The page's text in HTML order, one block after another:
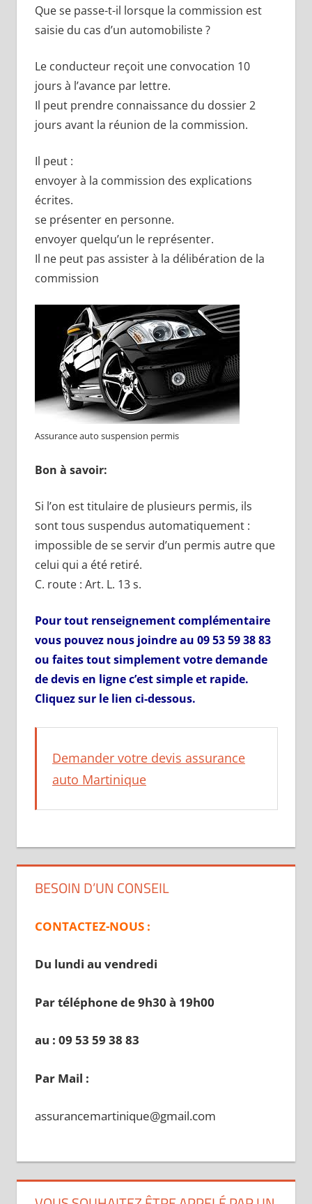
Que se passe-t-il lorsque la commission est
saisie du cas d’un automobiliste ?
Le conducteur reçoit une convocation 10
jours à l’avance par lettre.
Il peut prendre connaissance du dossier 2
jours avant la réunion de la commission.
Il peut :
envoyer à la commission des explications
écrites.
se présenter en personne.
envoyer quelqu’un le représenter.
Il ne peut pas assister à la délibération de la
commission
Assurance auto suspension permis
Bon à savoir:
Si l’on est titulaire de plusieurs permis, ils
sont tous suspendus automatiquement :
impossible de se servir d’un permis autre que
celui qui a été retiré.
C. route : Art. L. 13 s.
Pour tout renseignement complémentaire
vous pouvez nous joindre au 09 53 59 38 83
ou faites tout simplement votre demande
de devis en ligne c’est simple et rapide.
Cliquez sur le lien ci-dessous.
Demander votre devis assurance
auto Martinique
BESOIN D’UN CONSEIL
CONTACTEZ-NOUS :
Du lundi au vendredi
Par téléphone de 9h30 à 19h00
au : 09 53 59 38 83
Par Mail :
assurancemartinique@gmail.com